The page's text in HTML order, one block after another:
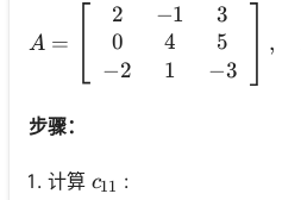
暂
A =
2
0
−2
−1
4
1
3
5
−3
,
步骤：
计算 c_{11}
c11 :